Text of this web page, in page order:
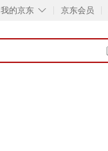
◇
我的京东 京东会员